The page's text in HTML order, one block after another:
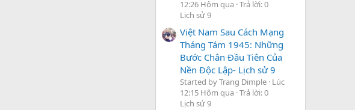
12:26 Hôm qua Trả lời: 0
Lịch sử 9
Việt Nam Sau Cách Mạng
Tháng Tám 1945: Những
Bước Chân Đầu Tiên Của
Nền Độc Lập- Lịch sử 9
Started by Trang Dimple Lúc
12:15 Hôm qua Trả lời: 0
Lịch sử 9